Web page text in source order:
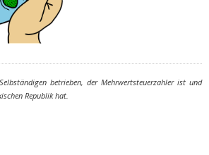
betrieben, der Mehrwertsteuerzahler ist und
Republik hat.